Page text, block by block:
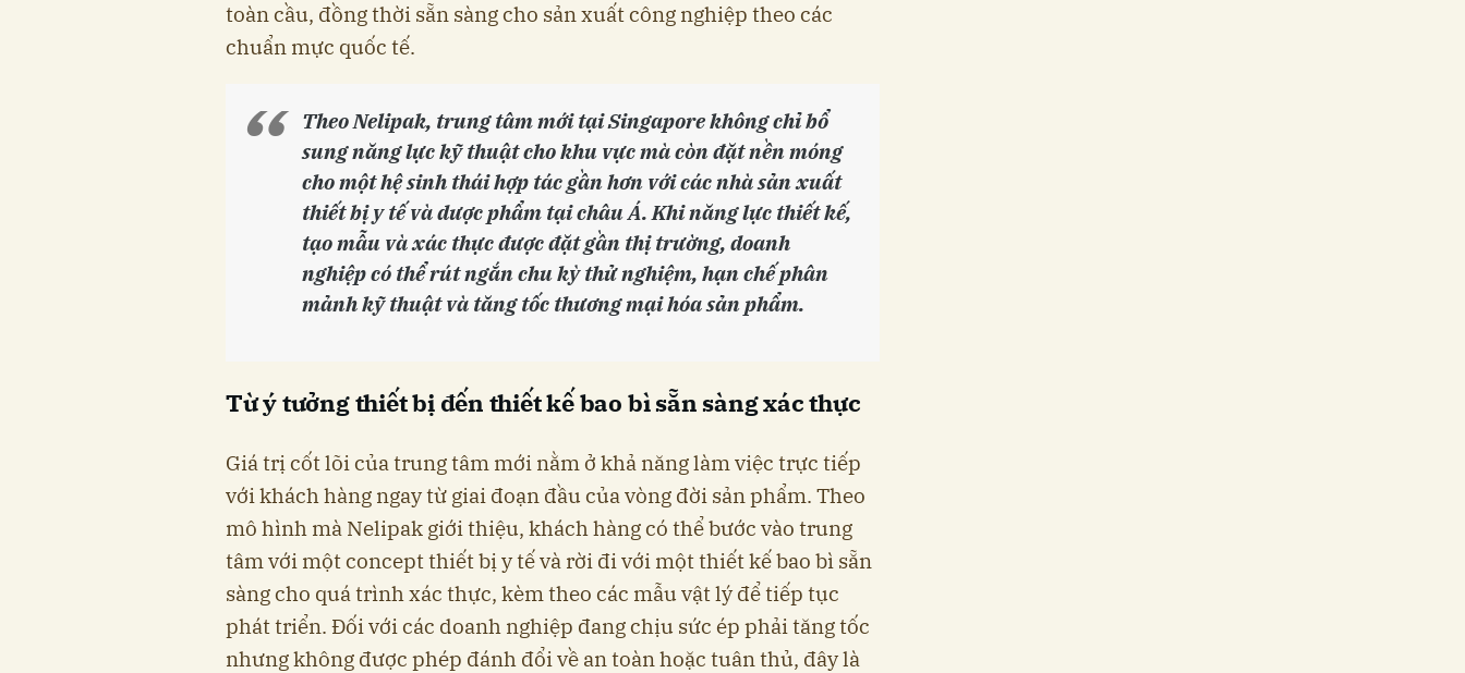
toàn cầu, đồng thời sẵn sàng cho sản xuất công nghiệp theo các
chuẩn mực quốc tế.
Theo Nelipak, trung tâm mới tại Singapore không chỉ bổ
sung năng lực kỹ thuật cho khu vực mà còn đặt nền móng
cho một hệ sinh thái hợp tác gần hơn với các nhà sản xuất
thiết bị y tế và dược phẩm tại châu Á. Khi năng lực thiết kế,
tạo mẫu và xác thực được đặt gần thị trường, doanh
nghiệp có thể rút ngắn chu kỳ thử nghiệm, hạn chế phân
mảnh kỹ thuật và tăng tốc thương mại hóa sản phẩm.
Từ ý tưởng thiết bị đến thiết kế bao bì sẵn sàng xác thực
Giá trị cốt lõi của trung tâm mới nằm ở khả năng làm việc trực tiếp
với khách hàng ngay từ giai đoạn đầu của vòng đời sản phẩm. Theo
mô hình mà Nelipak giới thiệu, khách hàng có thể bước vào trung
tâm với một concept thiết bị y tế và rời đi với một thiết kế bao bì sẵn
sàng cho quá trình xác thực, kèm theo các mẫu vật lý để tiếp tục
phát triển. Đối với các doanh nghiệp đang chịu sức ép phải tăng tốc
nhưng không được phép đánh đổi về an toàn hoặc tuân thủ, đây là